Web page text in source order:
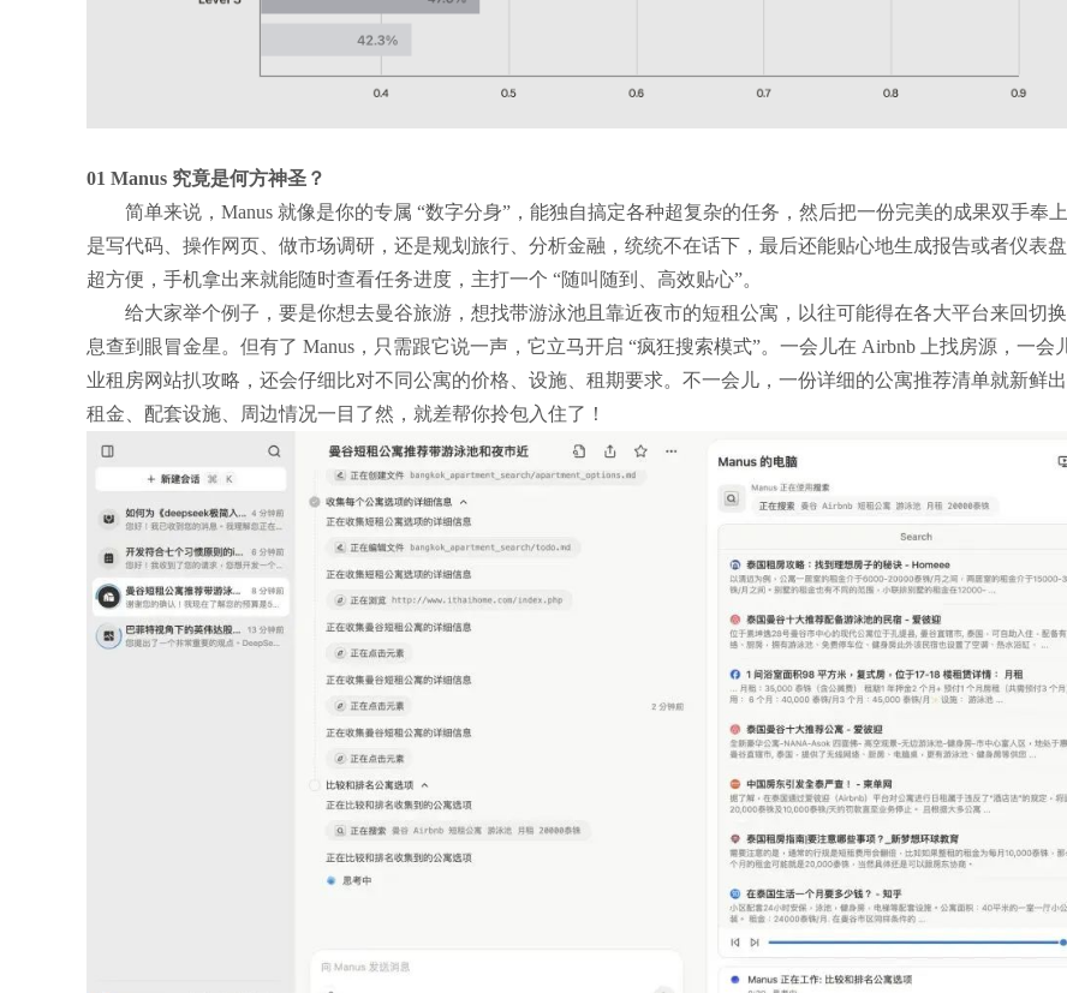
01 Manus 究竟是何方神圣？
简单来说，Manus 就像是你的专属 “数字分身”，能独自搞定各种超复杂的任务，然后把一份完美的成果双手奉
是写代码、操作网页、做市场调研，还是规划旅行、分析金融，统统不在话下，最后还能贴心地生成报告或者仪表
超方便，手机拿出来就能随时查看任务进度，主打一个 “随叫随到、高效贴心”。
给大家举个例子，要是你想去曼谷旅游，想找带游泳池且靠近夜市的短租公寓，以往可能得在各大平台来回切
息查到眼冒金星。但有了 Manus，只需跟它说一声，它立马开启 “疯狂搜索模式”。一会儿在 Airbnb 上找房源，一会
业租房网站扒攻略，还会仔细比对不同公寓的价格、设施、租期要求。不一会儿，一份详细的公寓推荐清单就新鲜出
租金、配套设施、周边情况一目了然，就差帮你拎包入住了！